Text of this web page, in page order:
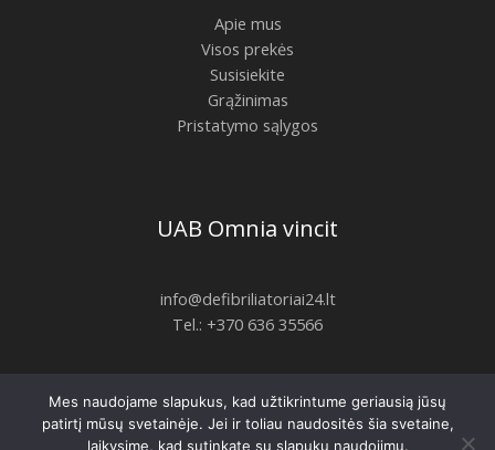
Apie mus
Visos prekės
Susisiekite
Grąžinimas
Pristatymo sąlygos
UAB Omnia vincit
info@defibriliatoriai24.lt
Tel.: +370 636 35566
Copyright © 2026 | defibriliatoriai24.lt
Mes naudojame slapukus, kad užtikrintume geriausią jūsų
patirtį mūsų svetainėje. Jei ir toliau naudositės šia svetaine,
laikysime, kad sutinkate su slapukų naudojimu.